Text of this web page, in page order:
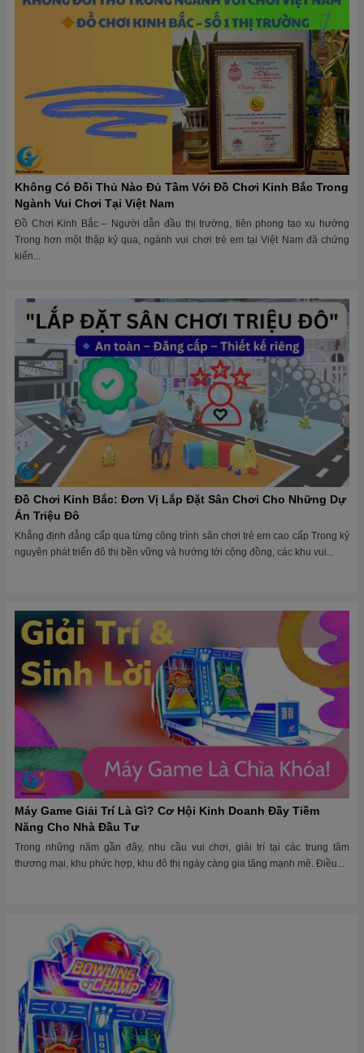
Không Có Đối Thủ Nào Đủ Tầm Với Đồ Chơi Kinh Bắc Trong
Ngành Vui Chơi Tại Việt Nam
Đồ Chơi Kinh Bắc – Người dẫn đầu thị trường, tiên phong tạo xu hướng
Trong hơn một thập kỷ qua, ngành vui chơi trẻ em tại Việt Nam đã chứng
kiến...
Đồ Chơi Kinh Bắc: Đơn Vị Lắp Đặt Sân Chơi Cho Những Dự
Án Triệu Đô
Khẳng định đẳng cấp qua từng công trình sân chơi trẻ em cao cấp Trong kỷ
nguyên phát triển đô thị bền vững và hướng tới cộng đồng, các khu vui...
Máy Game Giải Trí Là Gì? Cơ Hội Kinh Doanh Đầy Tiềm
Năng Cho Nhà Đầu Tư
Trong những năm gần đây, nhu cầu vui chơi, giải trí tại các trung tâm
thương mại, khu phức hợp, khu đô thị ngày càng gia tăng mạnh mẽ. Điều...